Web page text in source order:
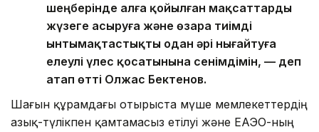
шеңберінде алға қойылған мақсаттарды
жүзеге асыруға және өзара тиімді
ынтымақтастықты одан әрі нығайтуға
елеулі үлес қосатынына сенімдімін, — деп
атап өтті Олжас Бектенов.
Шағын құрамдағы отырыста мүше мемлекеттердің
азық-түлікпен қамтамасыз етілуі және ЕАЭО-ның